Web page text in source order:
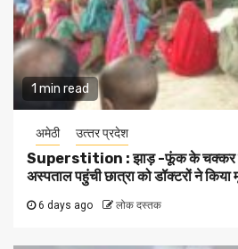
1 min read
अमेठी उत्‍तर प्रदेश
Superstition : झाड़ -फूंक के चक्कर में
अस्पताल पहुंची छात्रा को डॉक्टरों ने किया
6 days ago लोक दस्तक